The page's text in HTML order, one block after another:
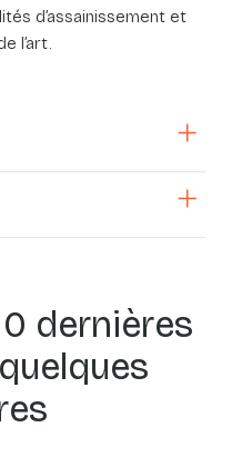
d’assainissement et
l’art.
dernières